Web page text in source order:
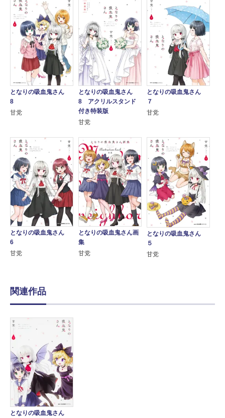
となりの吸血鬼さん
8
甘党
となりの吸血鬼さん
8 アクリルスタンド
付き特装版
甘党
となりの吸血鬼さん
７
甘党
となりの吸血鬼さん
6
甘党
となりの吸血鬼さん画
集
甘党
となりの吸血鬼さん
５
甘党
関連作品
となりの吸血鬼さん